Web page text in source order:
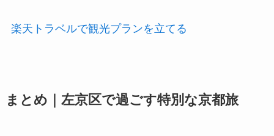
楽天トラベルで観光プランを立てる
まとめ｜左京区で過ごす特別な京都旅